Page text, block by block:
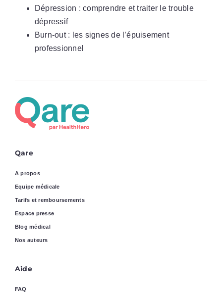
Dépression : comprendre et traiter le trouble
dépressif
Burn-out : les signes de l’épuisement
professionnel
Qare
A propos
Equipe médicale
Tarifs et remboursements
Espace presse
Blog médical
Nos auteurs
Aide
FAQ